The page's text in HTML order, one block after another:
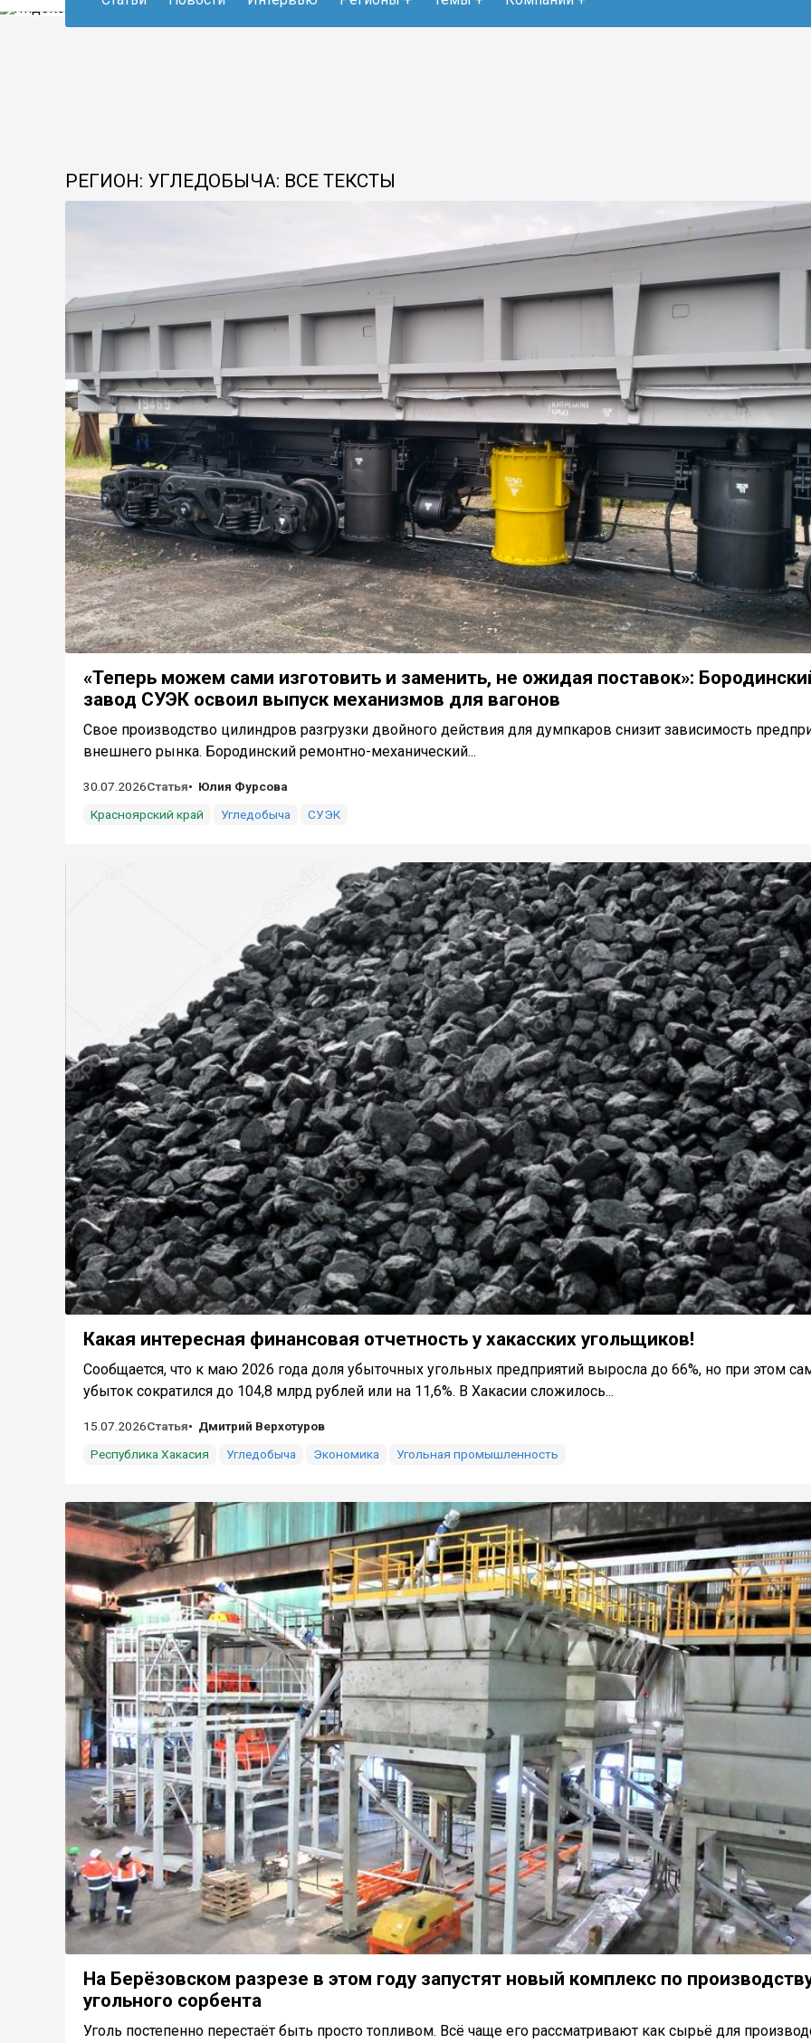
РЕГИОН: УГЛЕДОБЫЧА: ВСЕ ТЕКСТЫ
«Теперь можем сами изготовить и заменить, не ожидая поставок»:
завод СУЭК освоил выпуск механизмов для вагонов
Свое производство цилиндров разгрузки двойного действия для думпкаров снизит зависимость
внешнего рынка. Бородинский ремонтно-механический...
30.07.2026Статья
Юлия Фурсова
Красноярский край
Угледобыча СУЭК
Какая интересная финансовая отчетность у хакасских угольщиков!
Сообщается, что к маю 2026 года доля убыточных угольных предприятий выросла до 66%, но при этом
убыток сократился до 104,8 млрд рублей или на 11,6%. В Хакасии сложилось...
15.07.2026Статья
Дмитрий Верхотуров
Республика Хакасия
Угледобыча Экономика Угольная промышленность
На Берёзовском разрезе в этом году запустят новый комплекс по
угольного сорбента
Уголь постепенно перестаёт быть просто топливом. Всё чаще его рассматривают как сырьё для